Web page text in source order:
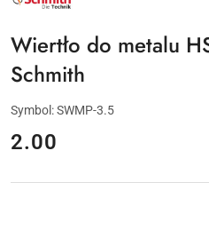
PRODUCENTA:
Wiertło do metalu
Schmith
Symbol:SWMP-3.5
cena:
2.00